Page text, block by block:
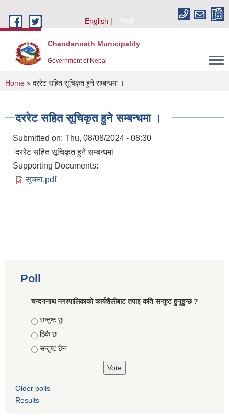
English
नेपाली
Chandannath Municipality
Government of Nepal
You are here
Home » दररेट सहित सूचिकृत हुने सम्बन्धमा ।
दररेट सहित सूचिकृत हुने सम्बन्धमा ।
Submitted on: Thu, 08/08/2024 - 08:30
दररेट सहित सूचिकृत हुने सम्बन्धमा ।
Supporting Documents:
सूचना.pdf
Poll
चन्दननाथ नगरपालिकाको कार्यशैलीबाट तपाइ कति सन्तुष्ट हुनुहुन्छ ?
Choices
सन्तुष्ट छु
ठिकै छ
सन्तुष्ट छैन
Older polls
Results